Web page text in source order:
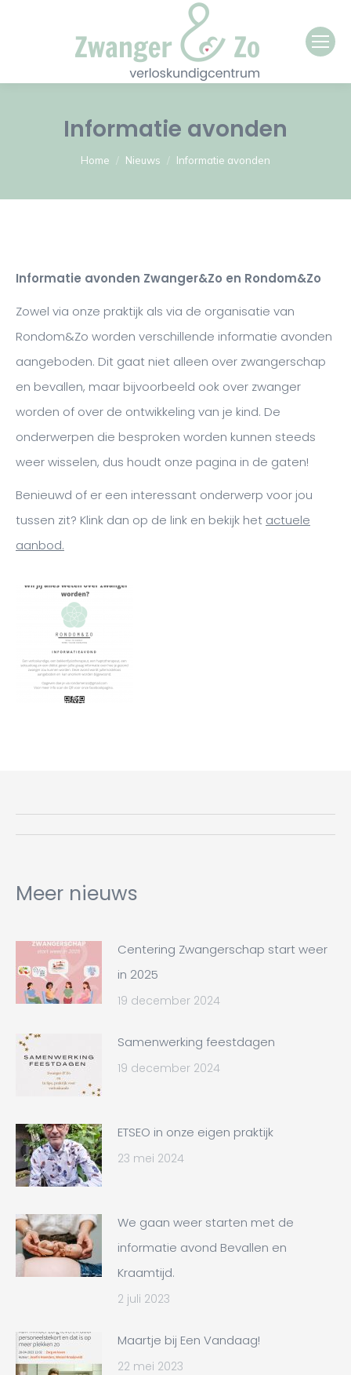
Informatie avonden
Je bent hier:
Home Nieuws Informatie avonden
Informatie avonden Zwanger&Zo en Rondom&Zo
Zowel via onze praktijk als via de organisatie van
Rondom&Zo worden verschillende informatie avonden
aangeboden. Dit gaat niet alleen over zwangerschap
en bevallen, maar bijvoorbeeld ook over zwanger
worden of over de ontwikkeling van je kind. De
onderwerpen die besproken worden kunnen steeds
weer wisselen, dus houdt onze pagina in de gaten!
Benieuwd of er een interessant onderwerp voor jou
tussen zit? Klink dan op de link en bekijk het actuele
aanbod.
Bericht
Meer nieuws
Centering Zwangerschap start weer
in 2025
19 december 2024
Samenwerking feestdagen
19 december 2024
ETSEO in onze eigen praktijk
23 mei 2024
We gaan weer starten met de
informatie avond Bevallen en
Kraamtijd.
2 juli 2023
Maartje bij Een Vandaag!
22 mei 2023